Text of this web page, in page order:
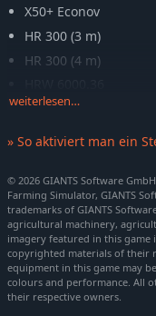
X50+ Econov
HR 300 (3 m)
HR 300 (4 m)
Methys HDS
Easydrill P250
Progress P50
Progress P100
Progress TF
Sonic PPF 300/12
Realistischeres
Neben verbesserter
weiterlesen…
» So aktiviert man ein
© 2026 GIANTS Software
Farming Simulator, GIANTS
trademarks of GIANTS
agricultural machinery,
imagery featured in this game
copyrighted materials of their
equipment in this game may
colours and performance. All
their respective owners.